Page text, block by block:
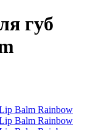
губ